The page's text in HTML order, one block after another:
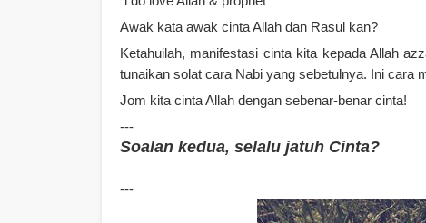
Awak kata awak cinta Allah dan Rasul kan?
Ketahuilah, manifestasi cinta kita kepada Allah
tunaikan solat cara Nabi yang sebetulnya. Ini cara
Jom kita cinta Allah dengan sebenar-benar cinta!
---
Soalan kedua, selalu jatuh Cinta?
---